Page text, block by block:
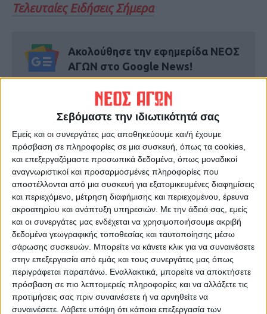
Σεβόμαστε την ιδιωτικότητά σας
Εμείς και οι συνεργάτες μας αποθηκεύουμε και/ή έχουμε
πρόσβαση σε πληροφορίες σε μια συσκευή, όπως τα cookies,
και επεξεργαζόμαστε προσωπικά δεδομένα, όπως μοναδικοί
αναγνωριστικοί και προσαρμοσμένες πληροφορίες που
αποστέλλονται από μια συσκευή για εξατομικευμένες διαφημίσεις
και περιεχόμενο, μέτρηση διαφήμισης και περιεχομένου, έρευνα
ακροατηρίου και ανάπτυξη υπηρεσιών. Με την άδειά σας, εμείς
και οι συνεργάτες μας ενδέχεται να χρησιμοποιήσουμε ακριβή
δεδομένα γεωγραφικής τοποθεσίας και ταυτοποίησης μέσω
σάρωσης συσκευών. Μπορείτε να κάνετε κλικ για να συναινέσετε
στην επεξεργασία από εμάς και τους συνεργάτες μας όπως
περιγράφεται παραπάνω. Εναλλακτικά, μπορείτε να αποκτήσετε
πρόσβαση σε πιο λεπτομερείς πληροφορίες και να αλλάξετε τις
προτιμήσεις σας πριν συναινέσετε ή να αρνηθείτε να
συναινέσετε. Λάβετε υπόψη ότι κάποια επεξεργασία των
Τελευταίες Ειδήσεις Σήμερα
Ακολούθησε την εφημερίδα ΝΕΟΣ
ΑΓΩΝ στο Google News!
Καρδίτσας και ευρύτερα της Θεσσαλίας
ΠΡΟΗΓΟΥΜΕΝΟ ΑΡΘΡΟ
Εξέδρα στο Προάστιο
ΕΠΟΜΕΝΟ ΑΡΘΡΟ
Πρόβλημα στην ορατότητα
ΝΕΟΣ ΑΓΩΝ
https://neosagon.gr
Η Αρχαιότερη Καθημερινή Πρωινή Εφημερίδα της Καρδίτσας